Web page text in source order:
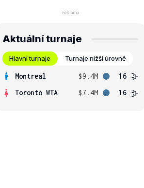
Aktuální turnaje
Hlavní turnaje Turnaje nižší úrovně
Montreal $9.4M
16
Toronto WTA
$7.4M 16